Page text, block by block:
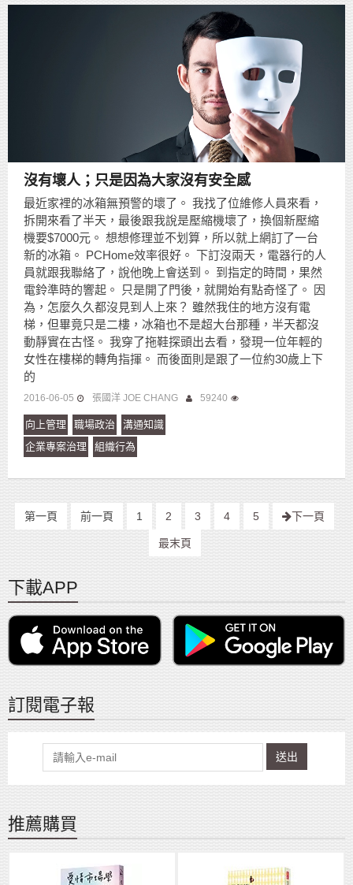
沒有壞人；只是因為大家沒有安全感
最近家裡的冰箱無預警的壞了。 我找了位維修人員來看，
拆開來看了半天，最後跟我說是壓縮機壞了，換個新壓縮
機要$7000元。 想想修理並不划算，所以就上網訂了一台
新的冰箱。 PCHome效率很好。 下訂沒兩天，電器行的人
員就跟我聯絡了，說他晚上會送到。 到指定的時間，果然
電鈴準時的響起。 只是開了門後，就開始有點奇怪了。 因
為，怎麼久久都沒見到人上來？ 雖然我住的地方沒有電
梯，但畢竟只是二樓，冰箱也不是超大台那種，半天都沒
動靜實在古怪。 我穿了拖鞋探頭出去看，發現一位年輕的
女性在樓梯的轉角指揮。 而後面則是跟了一位約30歲上下
的
2016-06-05 張國洋 JOE CHANG 59240
向上管理 職場政治
溝通知識
企業專案治理
組織行為
第一頁 前一頁 1 2 3 4 5 下一頁
最末頁
下載APP
訂閱電子報
送出
推薦購買